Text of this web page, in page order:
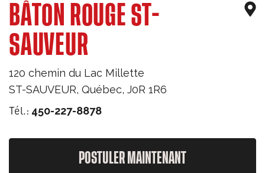
BÂTON ROUGE ST-
SAUVEUR
120 chemin du Lac Millette
ST-SAUVEUR, Québec, J0R 1R6
Tél.: 450-227-8878
POSTULER MAINTENANT